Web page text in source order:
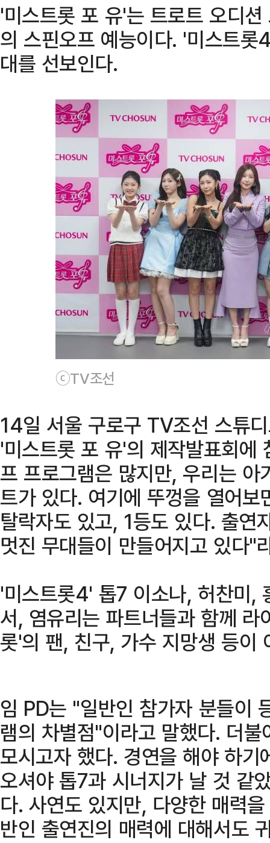
'미스트롯 포 유'는 트로트 오디
의 스핀오프 예능이다. '미스트
대를 선보인다.
ⓒTV조선
14일 서울 구로구 TV조선 스튜
'미스트롯 포 유'의 제작발표회에
프 프로그램은 많지만, 우리는
트가 있다. 여기에 뚜껑을 열어
탈락자도 있고, 1등도 있다. 출연
멋진 무대들이 만들어지고 있다"
'미스트롯4' 톱7 이소나, 허찬미,
서, 염유리는 파트너들과 함께
롯'의 팬, 친구, 가수 지망생 등이
임 PD는 "일반인 참가자 분들이
램의 차별점"이라고 말했다. 더
모시고자 했다. 경연을 해야 하
오셔야 톱7과 시너지가 날 것 같
다. 사연도 있지만, 다양한 매력
반인 출연진의 매력에 대해서도